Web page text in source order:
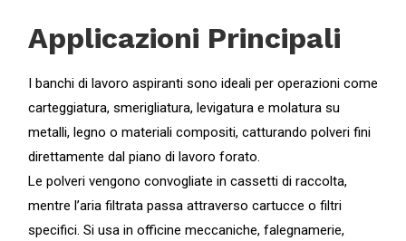
Applicazioni Principali
I banchi di lavoro aspiranti sono ideali per operazioni come
carteggiatura, smerigliatura, levigatura e molatura su
metalli, legno o materiali compositi, catturando polveri fini
direttamente dal piano di lavoro forato.
Le polveri vengono convogliate in cassetti di raccolta,
mentre l’aria filtrata passa attraverso cartucce o filtri
specifici. Si usa in officine meccaniche, falegnamerie,